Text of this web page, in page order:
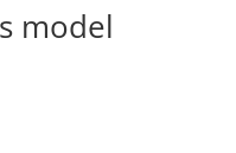
model